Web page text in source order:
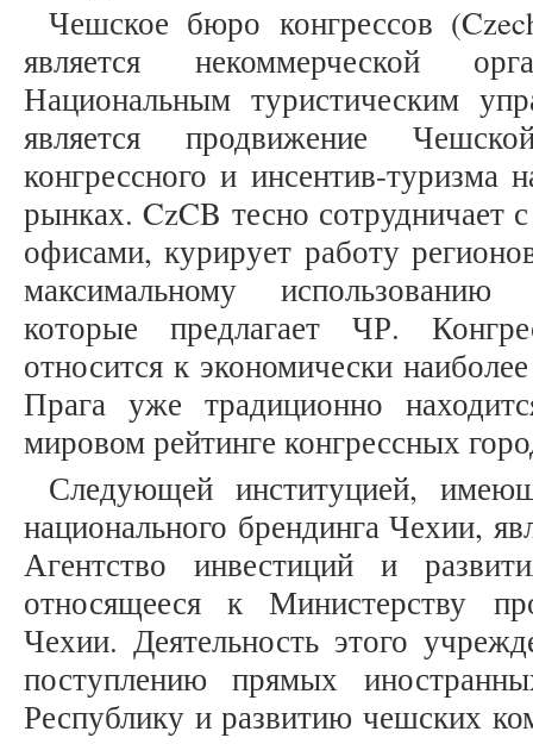
Чешское бюро конгрессов
является некоммерческой
Национальным туристическим
является продвижение
конгрессного и инсентив-туризма
рынках. CzCB тесно сотрудничает
офисами, курирует работу
максимальному использованию
которые предлагает ЧР.
относится к экономически
Прага уже традиционно
мировом рейтинге конгрессных
Следующей институцией,
национального брендинга Чехии,
Агентство инвестиций и
относящееся к Министерству
Чехии. Деятельность этого
поступлению прямых
Республику и развитию чешских